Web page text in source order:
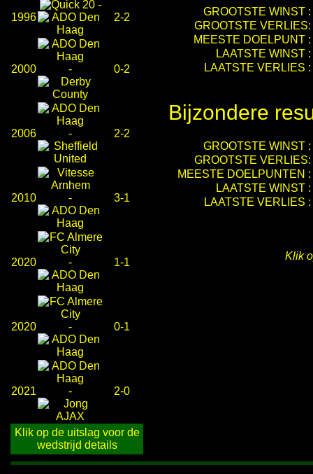
1996
-
2-2
2000 - 0-2
2006 - 2-2
2010 - 3-1
2020 - 1-1
2020 - 0-1
2021 - 2-0
Klik op de uitslag voor de
wedstrijd details
GROOTSTE WINST :
GROOTSTE VERLIES:
MEESTE DOELPUNT :
LAATSTE WINST :
LAATSTE VERLIES :
Bijzondere
GROOTSTE WINST :
GROOTSTE VERLIES:
MEESTE DOELPUNTEN :
LAATSTE WINST :
LAATSTE VERLIES :
Klik